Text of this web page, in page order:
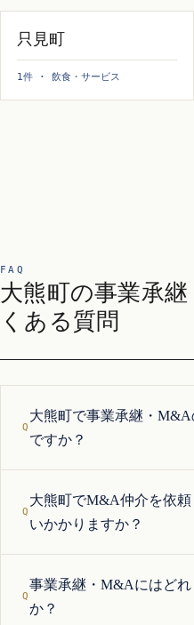
只見町
1件 · 飲食・サービス
FAQ
大熊町の事業承継
くある質問
大熊町で事業承継・
ですか？
大熊町でM&A仲介を依
いかかりますか？
事業承継・M&Aにはど
か？